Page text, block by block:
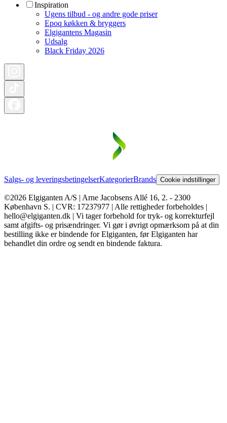
Inspiration
Ugens tilbud - og andre gode priser
Epoq køkken & bryggers
Elgigantens Magasin
Udsalg
Black Friday 2026
Salgs- og leveringsbetingelserKategorierBrands Cookie indstillinger
©2026 Elgiganten A/S | Arne Jacobsens Allé 16, 2. - 2300
København S. | CVR: 17237977 | Alle rettigheder forbeholdes |
hello@elgiganten.dk | Vi tager forbehold for tryk- og korrekturfejl
samt afgifts- og prisændringer. Vi gør i øvrigt opmærksom på at din
bestilling ikke er bindende for Elgiganten, før Elgiganten har
behandlet din ordre og sendt en bindende faktura.